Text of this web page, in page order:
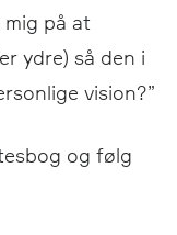
mig på at
ydre) så den i
vision?”
og følg